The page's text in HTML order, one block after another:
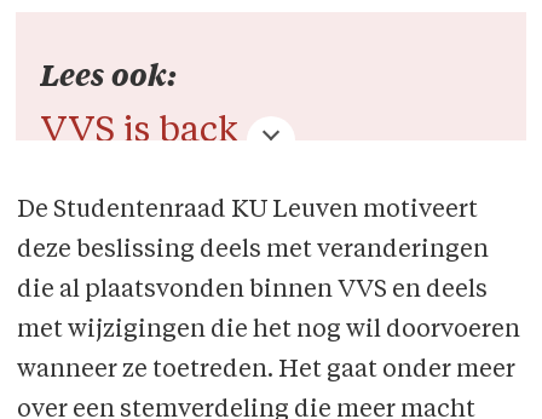
Lees ook:
VVS is back
maar er is werk aan de winkel
De Studentenraad KU Leuven motiveert
deze beslissing deels met veranderingen
die al plaatsvonden binnen VVS en deels
met wijzigingen die het nog wil doorvoeren
wanneer ze toetreden. Het gaat onder meer
over een stemverdeling die meer macht